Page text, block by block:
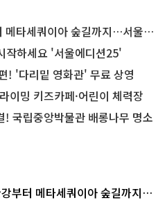
쿼이아 숲길까지…서울둘레길 15코스
작하세요 '서울에디션25'
! '다리밑 영화관' 무료 상영
이밍 키즈카페·어린이 체력장
! 국립중앙박물관 배롱나무 명소
부터 메타세쿼이아 숲길까지…